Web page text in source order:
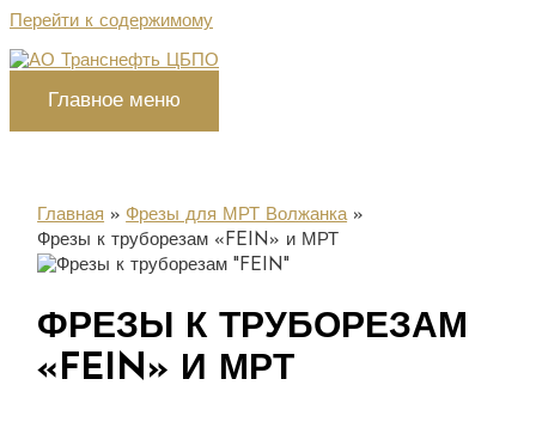
Перейти к содержимому
Главное меню
Главная
Фрезы для МРТ Волжанка
Фрезы к труборезам «FEIN» и МРТ
ФРЕЗЫ К ТРУБОРЕЗАМ
«FEIN» И МРТ